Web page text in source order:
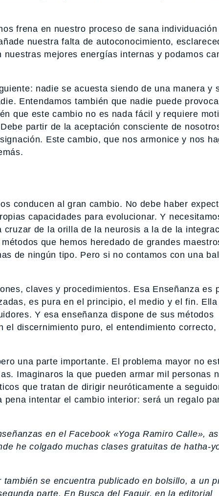
frena en nuestro proceso de sana
nuestra falta de autoconocimiento,
mejores energías internas y podamos
nadie se acuesta siendo de una manera y
Entendamos también que nadie puede
que este cambio no es nada fácil y requiere
partir de la aceptación consciente de
Este cambio, que nos armonice y nos
conducen al gran cambio. No debe haber
capacidades para evolucionar. Y
de la orilla de la neurosis a la de la
que hemos heredado de grandes
de ningún tipo. Pero si no contamos con una
claves y procedimientos. Esa Enseñanza es
es pura en el principio, el medio y el fin.
Y esa enseñanza dispone de sus métodos
el discernimiento puro, el entendimiento correcto,
una parte importante. El problema mayor no
Imaginaros la que pueden armar mil personas
que tratan de dirigir neuróticamente a
intentar el cambio interior: será un regalo
en el Facebook «Yoga Ramiro Calle»,
he colgado muchas clases gratuitas de hatha-
también se encuentra publicado en bolsillo, a un
parte,En Busca del Faquir, en la editorial